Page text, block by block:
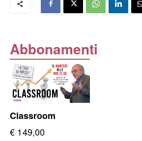
Abbonamenti
Classroom
€ 149,00